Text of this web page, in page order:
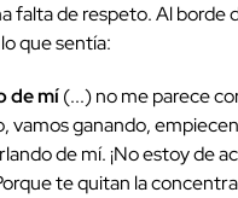
falta de respeto. Al borde
que sentía:
de mí(...) no me parece
vamos ganando,
de mí. ¡No estoy de
te quitan la